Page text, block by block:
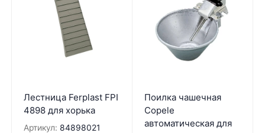
Лестница Ferplast FPI
4898 для хорька
Артикул: 84898021
Поилка чашечная
Copele
автоматическая для